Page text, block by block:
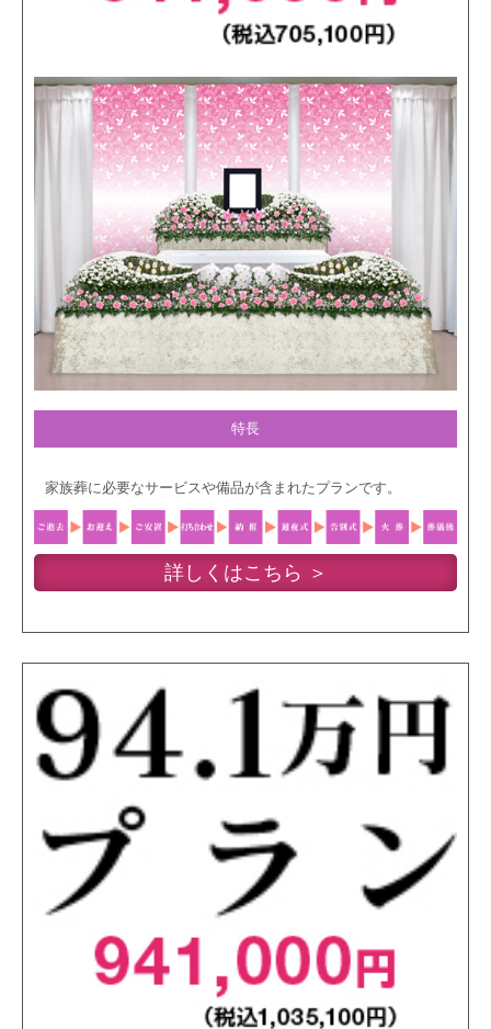
特長
家族葬に必要なサービスや備品が含まれたプランです。
詳しくはこちら ＞